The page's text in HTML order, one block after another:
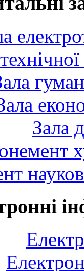
Зала